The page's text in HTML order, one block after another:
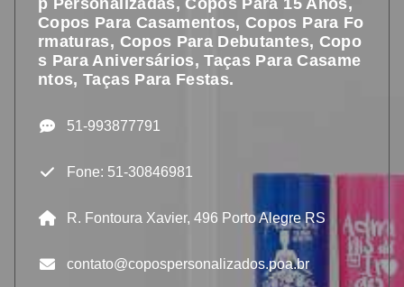
P Personalizadas, Copos Para 15 Anos,
Copos Para Casamentos, Copos Para Fo
Rmaturas, Copos Para Debutantes, Copo
S Para Aniversários, Taças Para Casame
Ntos, Taças Para Festas.
51-993877791
Fone: 51-30846981
R. Fontoura Xavier, 496 Porto Alegre RS
contato@copospersonalizados.poa.br